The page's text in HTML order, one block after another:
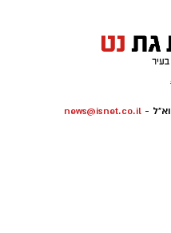
את הטבע
את בעלי
אותו ואת המערכת
למרכז החינוך
יוכלו להתבונן בדגם
מקרוב את בעלי
-
news@isnet.co.il